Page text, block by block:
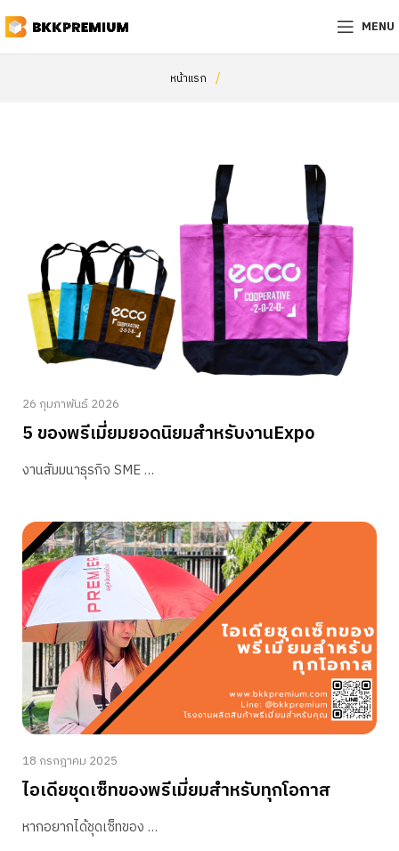
MENU
หน้าแรก /
26 กุมภาพันธ์ 2026
5 ของพรีเมี่ยมยอดนิยมสำหรับงานExpo
งานสัมมนาธุรกิจ SME …
18 กรกฎาคม 2025
ไอเดียชุดเซ็ทของพรีเมี่ยมสำหรับทุกโอกาส
หากอยากได้ชุดเซ็ทของ …